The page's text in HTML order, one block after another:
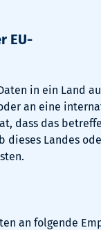
EU-
in ein Land
an eine
dass das
dieses Landes
an folgende